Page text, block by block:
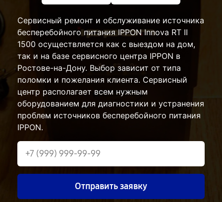
Сервисный ремонт и обслуживание источника
бесперебойного питания IPPON Innova RT II
1500 осуществляется как с выездом на дом,
так и на базе сервисного центра IPPON в
Ростове-на-Дону. Выбор зависит от типа
поломки и пожелания клиента. Сервисный
центр располагает всем нужным
оборудованием для диагностики и устранения
проблем источников бесперебойного питания
IPPON.
Отправить заявку